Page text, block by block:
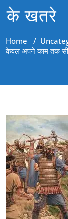
के खतरे
Home /
केवल अपने काम तक